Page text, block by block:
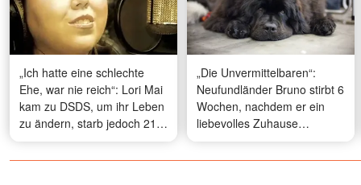
„Ich hatte eine schlechte
Ehe, war nie reich“: Lori Mai
kam zu DSDS, um ihr Leben
zu ändern, starb jedoch 21
Monate später – eine
tragische Geschichte
„Die Unvermittelbaren“:
Neufundländer Bruno stirbt 6
Wochen, nachdem er ein
liebevolles Zuhause
gefunden hatte